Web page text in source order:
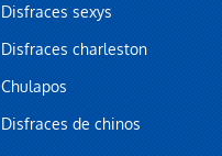
Disfraces sexys
Disfraces charleston
Chulapos
Disfraces de chinos